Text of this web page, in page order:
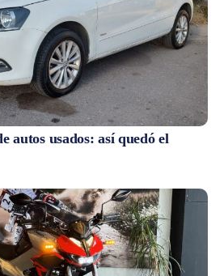
autos usados: así quedó el